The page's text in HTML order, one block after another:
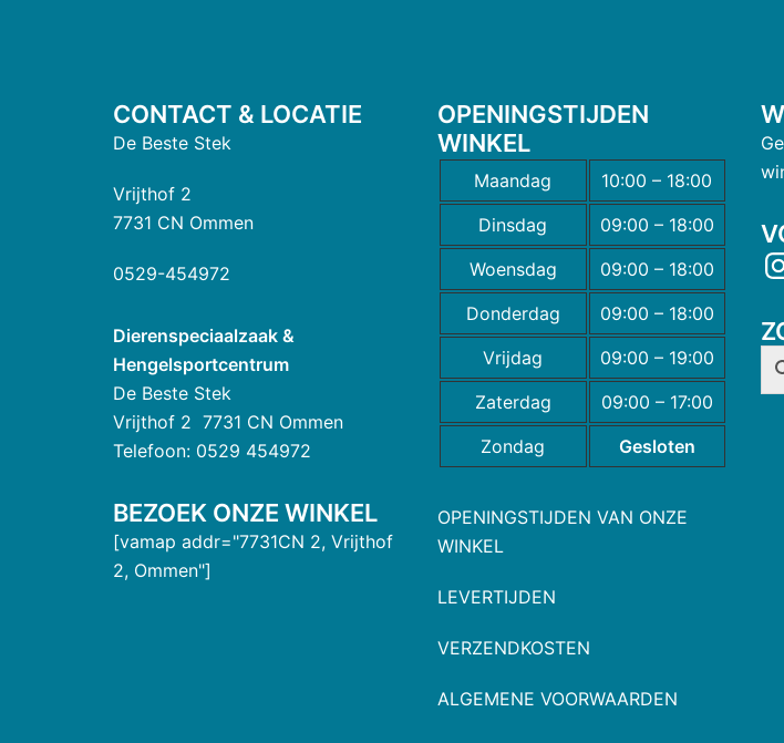
CONTACT & LOCATIE
De Beste Stek
Vrijthof 2
7731 CN Ommen
0529-454972
Dierenspeciaalzaak &
Hengelsportcentrum
De Beste Stek
Vrijthof 2 7731 CN Ommen
Telefoon: 0529 454972
BEZOEK ONZE WINKEL
[vamap addr="7731CN 2, Vrijthof
2, Ommen"]
OPENINGSTIJDEN
WINKEL
Maandag
10:00 – 18:00
Dinsdag
09:00 – 18:00
Woensdag
09:00 – 18:00
Donderdag
09:00 – 18:00
Vrijdag
09:00 – 19:00
Zaterdag
09:00 – 17:00
Zondag
Gesloten
OPENINGSTIJDEN VAN ONZE
WINKEL
LEVERTIJDEN
VERZENDKOSTEN
ALGEMENE VOORWAARDEN